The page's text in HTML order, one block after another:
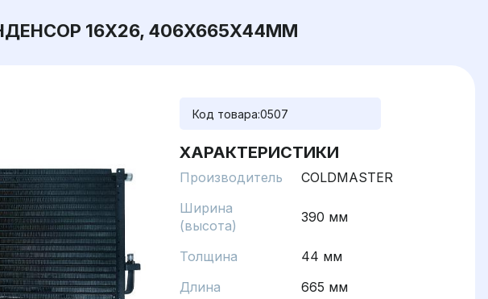
16X26, 406X665X44ММ
Код товара:0507
ХАРАКТЕРИСТИКИ
Производитель
COLDMASTER
Ширина
(высота)
390 мм
Толщина
44 мм
Длина
665 мм